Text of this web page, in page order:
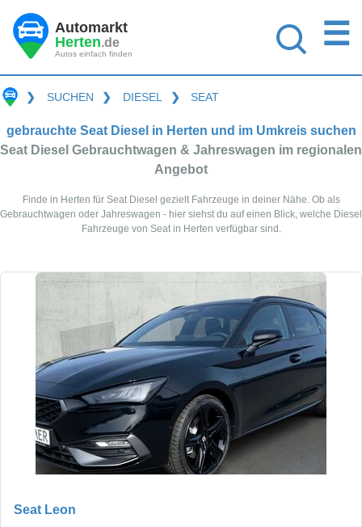
Automarkt
Herten.de
Autos einfach finden
☰
❯ SUCHEN ❯ DIESEL ❯ SEAT
gebrauchte Seat Diesel in Herten und im Umkreis suchen
Seat Diesel Gebrauchtwagen & Jahreswagen im regionalen
Angebot
Finde in Herten für Seat Diesel gezielt Fahrzeuge in deiner Nähe. Ob als
Gebrauchtwagen oder Jahreswagen - hier siehst du auf einen Blick, welche Diesel
Fahrzeuge von Seat in Herten verfügbar sind.
Seat Leon